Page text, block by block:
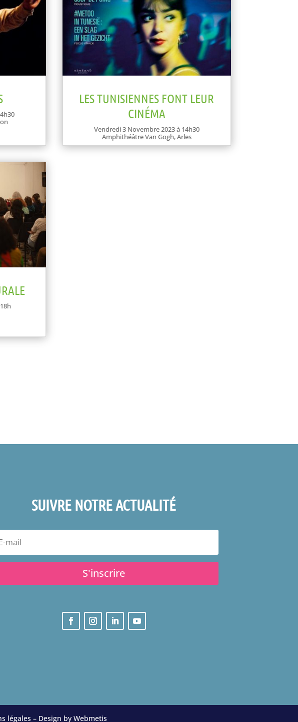
LES TUNISIENNES FONT LEUR
CINÉMA
Vendredi 3 Novembre 2023 à 14h30
Amphithéâtre Van Gogh, Arles
SUIVRE NOTRE ACTUALITÉ
S'inscrire
légales – Design by Webmetis